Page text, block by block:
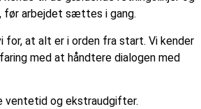
før arbejdet sættes i gang.
for, at alt er i orden fra start. Vi kender
med at håndtere dialogen med
ventetid og ekstraudgifter.